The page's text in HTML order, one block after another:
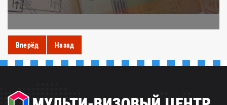
Вперёд Назад